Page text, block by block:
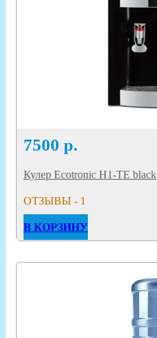
7500 р.
Кулер Ecotronic H1-TE black
ОТЗЫВЫ - 1
В КОРЗИНУ